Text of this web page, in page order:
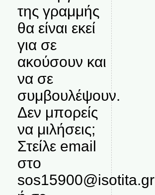
της γραμμής
θα είναι εκεί
για σε
ακούσουν και
να σε
συμβουλέψουν.
Δεν μπορείς
να μιλήσεις;
Στείλε email
στο
sos15900@isotita.gr